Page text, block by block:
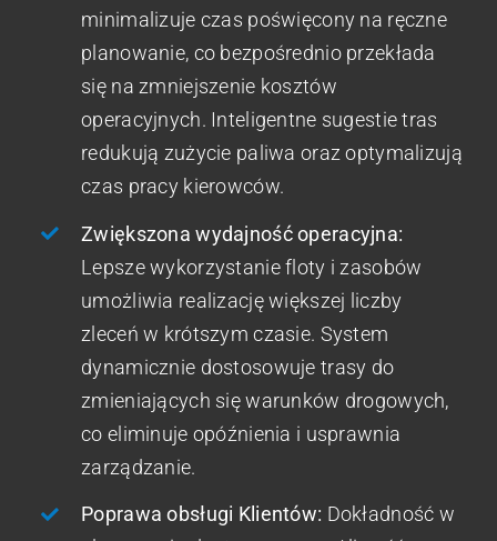
minimalizuje czas poświęcony na ręczne
planowanie, co bezpośrednio przekłada
się na zmniejszenie kosztów
operacyjnych. Inteligentne sugestie tras
redukują zużycie paliwa oraz optymalizują
czas pracy kierowców.
Zwiększona wydajność operacyjna:
Lepsze wykorzystanie floty i zasobów
umożliwia realizację większej liczby
zleceń w krótszym czasie. System
dynamicznie dostosowuje trasy do
zmieniających się warunków drogowych,
co eliminuje opóźnienia i usprawnia
zarządzanie.
Poprawa obsługi Klientów: Dokładność w